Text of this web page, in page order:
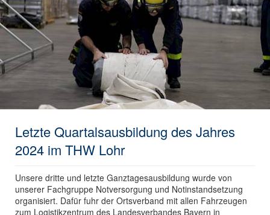
Letzte Quartalsausbildung des Jahres
2024 im THW Lohr
Unsere dritte und letzte Ganztagesausbildung wurde von
unserer Fachgruppe Notversorgung und Notinstandsetzung
organisiert. Dafür fuhr der Ortsverband mit allen Fahrzeugen
zum Logistikzentrum des Landesverbandes Bayern in